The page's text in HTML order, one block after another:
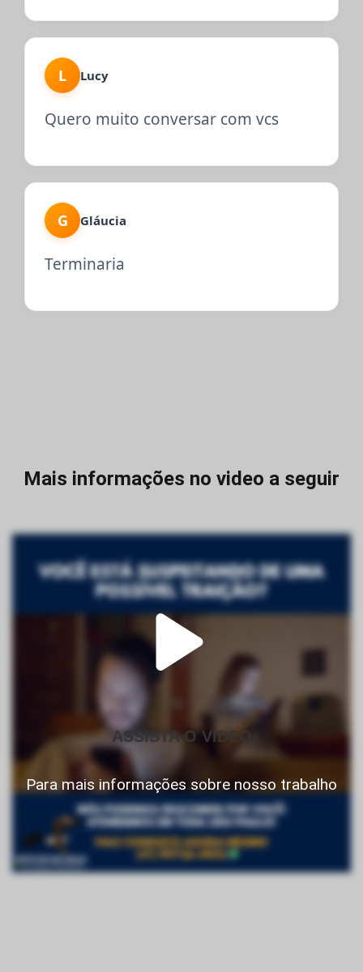
L Lucy
Quero muito conversar com vcs
G Gláucia
Terminaria
Mais informações no video a seguir
ASSISTA O VIDEO
Para mais informações sobre nosso trabalho